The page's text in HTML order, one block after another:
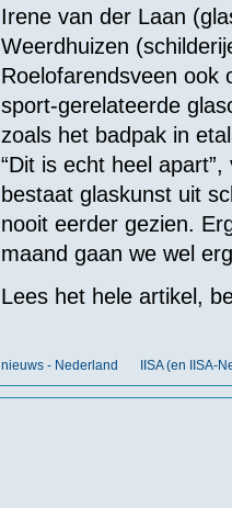
Irene van der Laan
Weerdhuizen
Roelofarendsveen ook
sport-gerelateerde
zoals het badpak in
“Dit is echt heel
bestaat glaskunst uit
nooit eerder gezien.
maand gaan we wel
Lees het hele artikel,
nieuws - Nederland IISA (en IISA-